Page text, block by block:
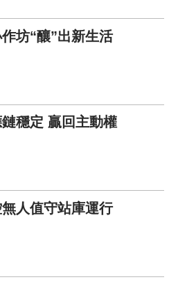
坊“釀”出新生活
穩定 贏回主動權
人值守站庫運行